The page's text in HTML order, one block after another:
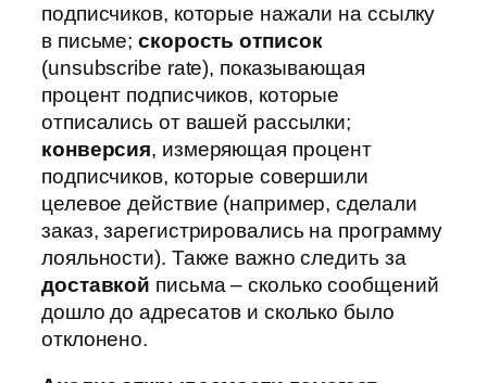
подписчиков, которые нажали на ссылку
в письме;скорость отписок
(unsubscribe rate), показывающая
процент подписчиков, которые
отписались от вашей рассылки;
конверсия, измеряющая процент
подписчиков, которые совершили
целевое действие (например, сделали
заказ, зарегистрировались на программу
лояльности). Также важно следить за
доставкой письма – сколько сообщений
дошло до адресатов и сколько было
отклонено.